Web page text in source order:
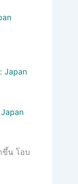
Japan
ขึ้น โอบ